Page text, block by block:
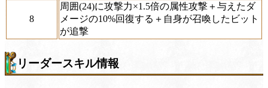
8
周囲(24)に攻撃力×1.5倍の属性攻撃＋与えたダ
メージの10%回復する＋自身が召喚したビット
が追撃
リーダースキル情報